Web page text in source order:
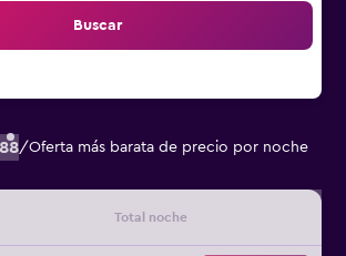
Buscar
/Oferta más barata de precio por noche
Total noche